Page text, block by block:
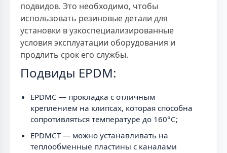
подвидов. Это необходимо, чтобы
использовать резиновые детали для
установки в узкоспециализированные
условия эксплуатации оборудования и
продлить срок его службы.
Подвиды EPDM:
EPDMC — прокладка с отличным
креплением на клипсах, которая способна
сопротивляться температуре до 160°C;
EPDMCT — можно устанавливать на
теплообменные пластины с каналами